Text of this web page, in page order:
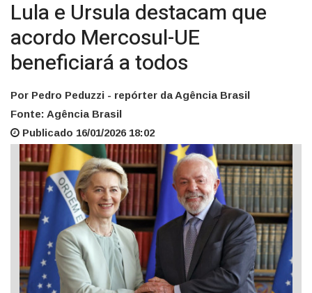
Lula e Ursula destacam que
acordo Mercosul-UE
beneficiará a todos
Por Pedro Peduzzi - repórter da Agência Brasil
Fonte: Agência Brasil
Publicado 16/01/2026 18:02